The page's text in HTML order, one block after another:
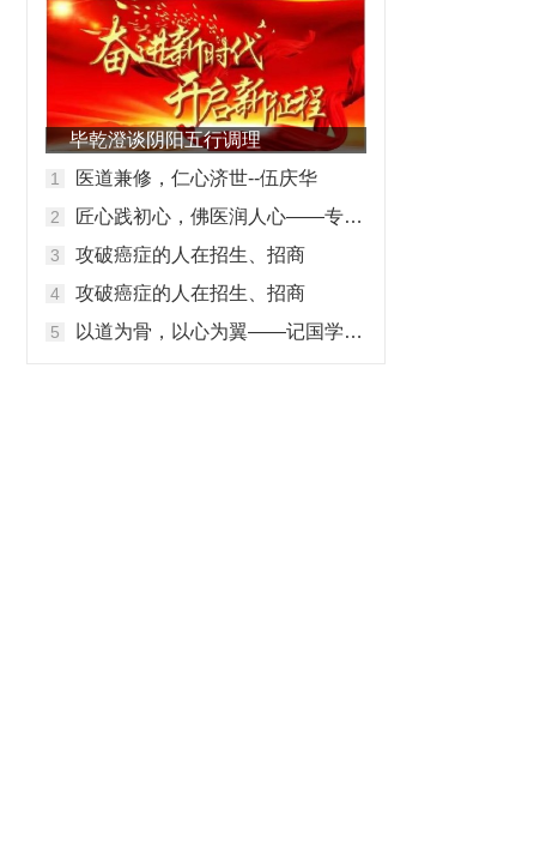
毕乾澄谈阴阳五行调理
医道兼修，仁心济世--伍庆华
匠心践初心，佛医润人心——专访佛医传承人马碧谦
攻破癌症的人在招生、招商
攻破癌症的人在招生、招商
以道为骨，以心为翼——记国学传承者玄涛道长